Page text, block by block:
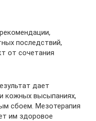
последствий,
от сочетания
дает
кожных высыпаниях,
сбоем. Мезотерапия
им здоровое